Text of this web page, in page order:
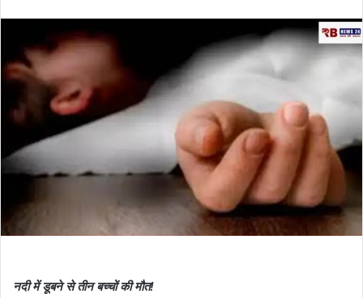
नदी में डूबने से तीन बच्चों की मौत!